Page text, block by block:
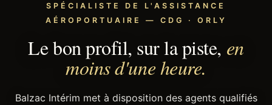
SPÉCIALISTE DE L'ASSISTANCE
AÉROPORTUAIRE — CDG · ORLY
Le bon profil, sur la piste, en
moins d'une heure.
Balzac Intérim met à disposition des agents qualifiés